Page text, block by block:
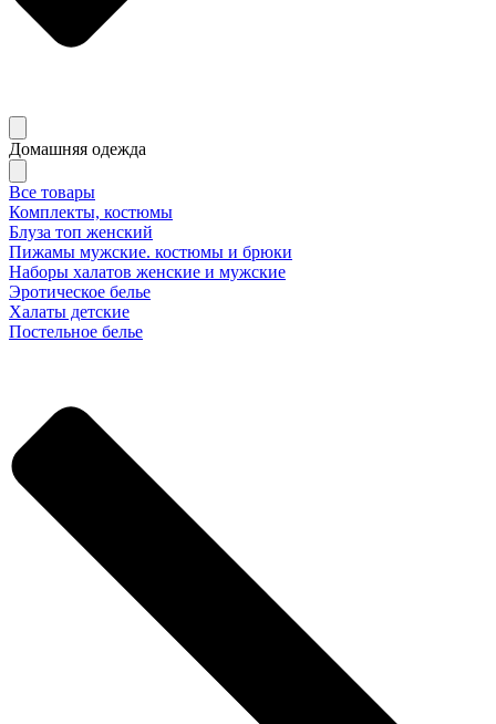
Домашняя одежда
Все товары
Комплекты, костюмы
Блуза топ женский
Пижамы мужские. костюмы и брюки
Наборы халатов женские и мужские
Эротическое белье
Халаты детские
Постельное белье